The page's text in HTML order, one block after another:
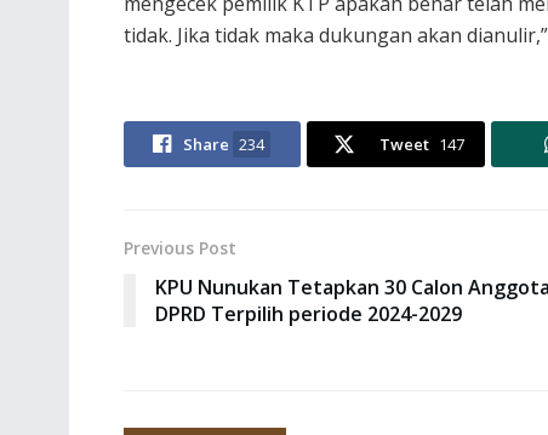
tidak. Jika tidak maka dukungan akan
Share 234 Tweet 147
Previous Post
KPU Nunukan Tetapkan 30 Calon Anggota
DPRD Terpilih periode 2024-2029